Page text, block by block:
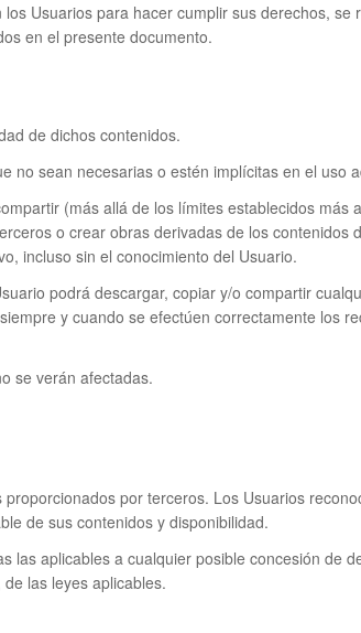
Usuarios para hacer cumplir sus derechos, se
en el presente documento.
de dichos contenidos.
no sean necesarias o estén implícitas en el uso
(más allá de los límites establecidos más
o crear obras derivadas de los contenidos
incluso sin el conocimiento del Usuario.
podrá descargar, copiar y/o compartir
y cuando se efectúen correctamente los
se verán afectadas.
por terceros. Los Usuarios
de sus contenidos y disponibilidad.
aplicables a cualquier posible concesión de
las leyes aplicables.